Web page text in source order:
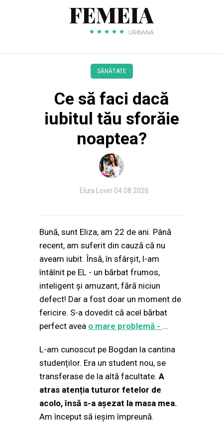
FEMEIA
URBANĂ
SĂNĂTATE
Ce să faci dacă
iubitul tău sforăie
noaptea?
Eliza Lovin 04.08.2026
Bună, sunt Eliza, am 22 de ani. Până
recent, am suferit din cauză că nu
aveam iubit. Însă, în sfârșit, l-am
întâlnit pe EL - un bărbat frumos,
inteligent și amuzant, fără niciun
defect! Dar a fost doar un moment de
fericire. S-a dovedit că acel bărbat
perfect avea o mare problemă - ...
L-am cunoscut pe Bogdan la cantina
studenților. Era un student nou, se
transferase de la altă facultate. A
atras atenția tuturor fetelor de
acolo, însă s-a așezat la masa mea.
Am început să ieșim împreună.